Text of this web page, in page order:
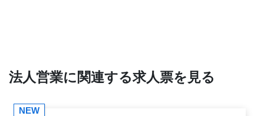
法人営業に関連する求人票を見る
NEW